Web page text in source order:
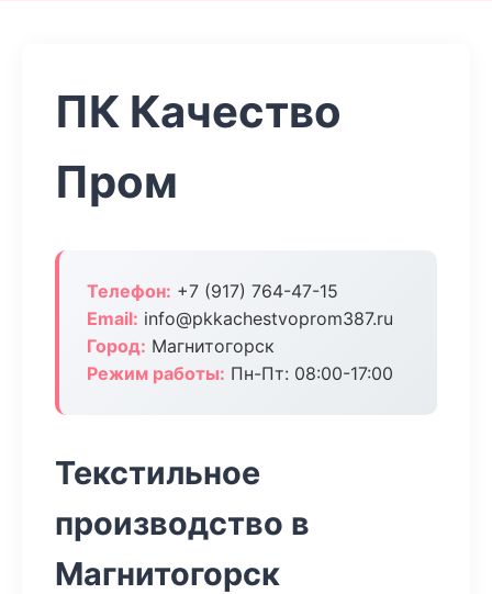
ПК Качество
Пром
Телефон: +7 (917) 764-47-15
Email: info@pkkachestvoprom387.ru
Город: Магнитогорск
Режим работы: Пн-Пт: 08:00-17:00
Текстильное
производство в
Магнитогорск